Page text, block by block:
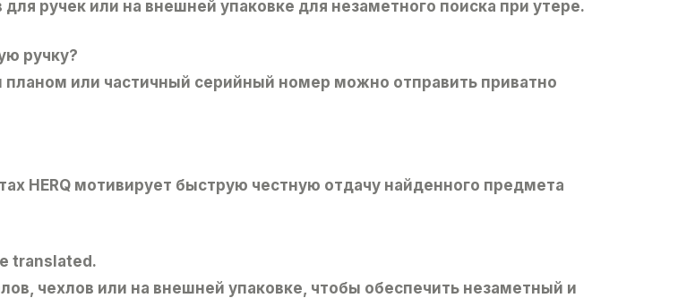
ручек или на внешней упаковке для незаметного поиска при утере.
ручку?
или частичный серийный номер можно отправить приватно
HERQ мотивирует быструю честную отдачу найденного предмета
translated.
чехлов или на внешней упаковке, чтобы обеспечить незаметный и